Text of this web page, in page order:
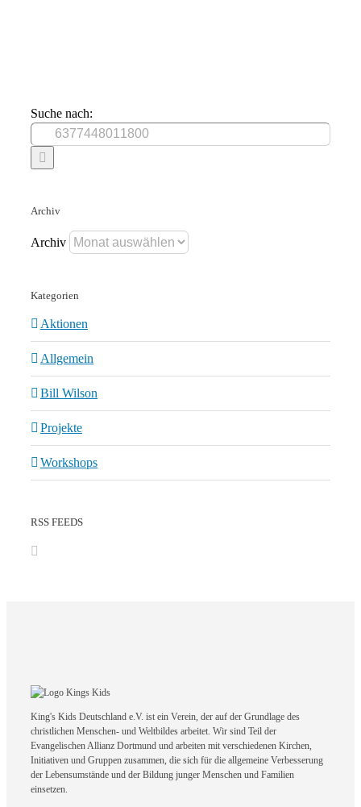
Suche nach:
Archiv
Archiv
Kategorien
Aktionen
Allgemein
Bill Wilson
Projekte
Workshops
RSS FEEDS
King's Kids Deutschland e.V. ist ein Verein, der auf der Grundlage des
christlichen Menschen- und Weltbildes arbeitet. Wir sind Teil der
Evangelischen Allianz Dortmund und arbeiten mit verschiedenen Kirchen,
Initiativen und Gruppen zusammen, die sich für die allgemeine Verbesserung
der Lebensumstände und der Bildung junger Menschen und Familien
einsetzen.